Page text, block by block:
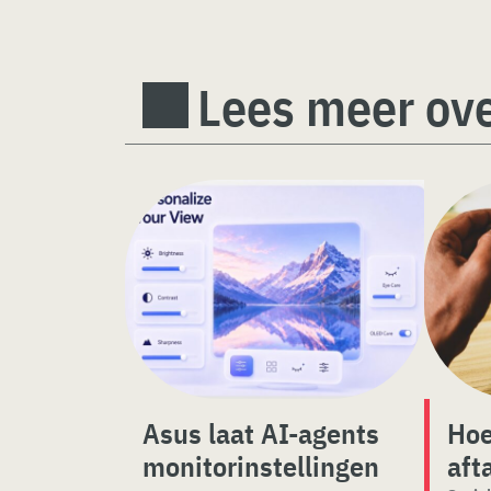
Lees meer
Asus laat AI-agents
monitorinstellingen